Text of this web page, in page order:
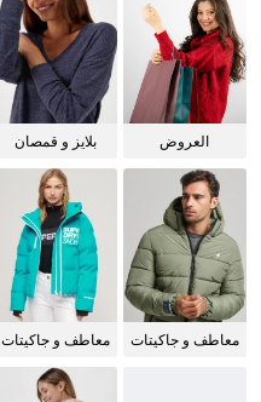
العروض
بلايز و قمصان
معاطف و جاكيتات
معاطف و جاكيتات